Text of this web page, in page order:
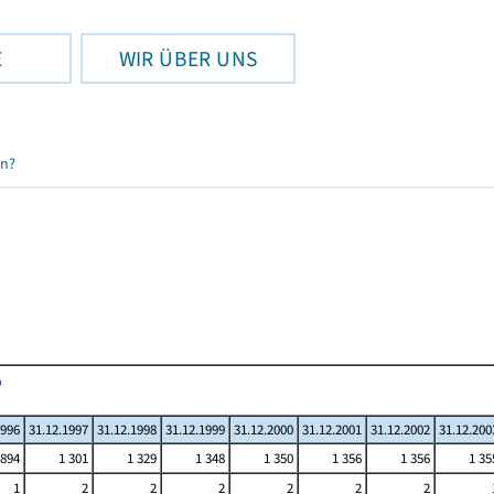
WIR ÜBER UNS
31.12.1997 31.12.1998 31.12.1999 31.12.2000 31.12.2001 31.12.2002
894 1 301 1 329 1 348 1 350 1 356 1 356
1
1 2 2 2 2 2 2